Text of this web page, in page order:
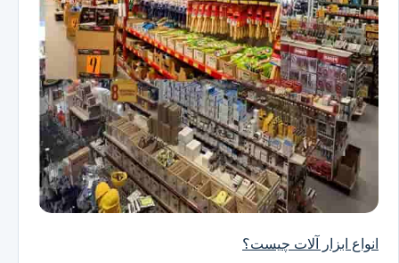
انواع ابزار آلات چیست؟